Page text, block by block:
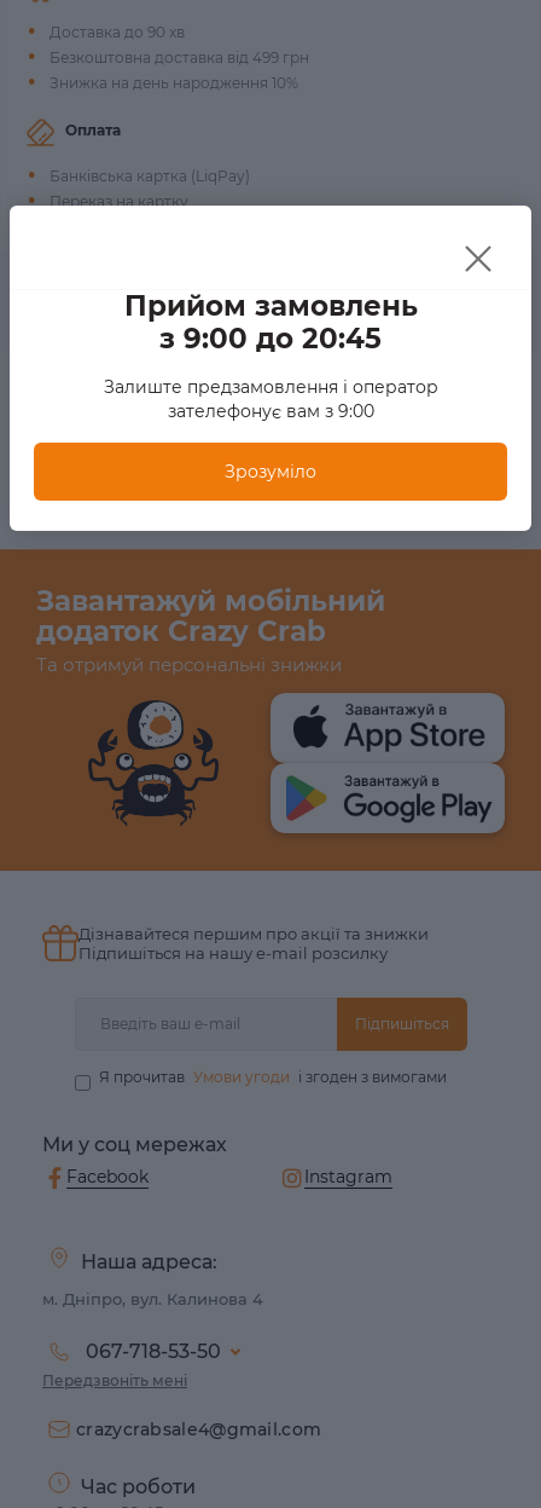
Доставка до 90 хв
Безкоштовна доставка від 499 грн
Знижка на день народження 10%
Оплата
Банківська картка (LiqPay)
Переказ на картку
Відгуків 0
Опис Суші шаурма креветка
Норі, рис, креветка, огірок, сніговий краб, ікра
масаго, сир філадельфія, манго соус, унагі соус
Завантажуй мобільний
додаток Crazy Crab
Та отримуй персональні знижки
Наша адреса:
м. Дніпро, вул. Калинова 4
067-718-53-50
Передзвоніть мені
crazycrabsale4@gmail.com
Час роботи
Дізнавайтеся першим про акції та знижки
Підпишіться на нашу e-mail розсилку
Підпишіться
Я прочитав Умови угоди і згоден з вимогами
Ми у соц мережах
Facebook Instagram
Прийом замовлень
з 9:00 до 20:45
Залиште предзамовлення і оператор
зателефонує вам з 9:00
Зрозуміло